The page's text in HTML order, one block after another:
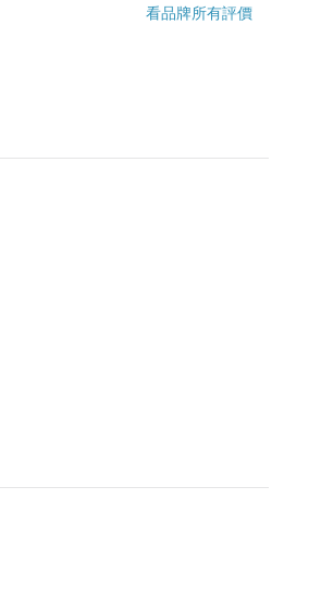
看品牌所有評價